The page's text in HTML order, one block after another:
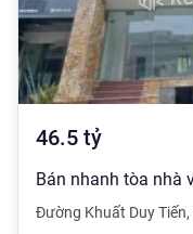
46.5 tỷ
Đường Khuất Duy Tiến,